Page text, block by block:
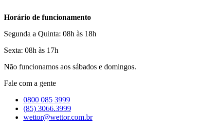
Horário de funcionamento
Segunda a Quinta: 08h às 18h
Sexta: 08h às 17h
Não funcionamos aos sábados e domingos.
Fale com a gente
0800 085 3999
(85) 3066.3999
wettor@wettor.com.br